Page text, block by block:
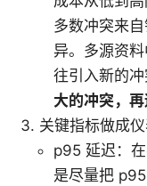
多数冲突来
异。多源资
往引入新的冲
大的冲突，再
关键指标做成
p95 延迟：
是尽量把